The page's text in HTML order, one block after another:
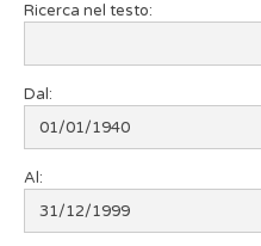
Ricerca nel testo:
Dal:
Al: